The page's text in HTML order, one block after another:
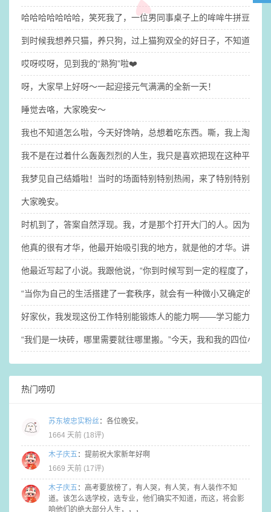
哈哈哈哈哈哈哈，笑死我了，一位男同事桌子上的哞哞牛拼豆有点
到时候我想养只猫，养只狗，过上猫狗双全的好日子，不知道我
哎呀哎呀，见到我的“熟狗”啦❤️
呀，大家早上好呀～一起迎接元气满满的全新一天！
睡觉去咯，大家晚安～
我也不知道怎么啦，今天好馋呐，总想着吃东西。嘶，我上淘宝
我不是在过着什么轰轰烈烈的人生，我只是喜欢把现在这种平平
我梦见自己结婚啦！​当时的场面特别特别热闹，来了特别特别多
大家晚安。
时机到了，答案自然浮现。我，才是那个打开大门的人。因为钥匙
他真的很有才华，他最开始吸引我的地方，就是他的才华。讲真
他最近写起了小说。​我跟他说，“你到时候写到一定的程度了，你
“当你为自己的生活搭建了一套秩序，就会有一种微小又确定的稳
好家伙，我发现这份工作特别能锻炼人的能力啊——学习能力、适
“我们是一块砖，哪里需要就往哪里搬。”​今天，我和我的四位小
热门唠叨
苏东坡忠实粉丝： 各位晚安。
1664 天前 (18评)
木子庆五： 提前祝大家新年好啊
1669 天前 (17评)
木子庆五： 高考要放榜了，有人哭，有人笑，有人装作不知
道。该怎么选学校，选专业，他们确实不知道，而这，将会影
响他们的绝大部分人生，，，